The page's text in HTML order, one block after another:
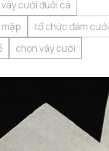
váy cưới đuôi cá
tổ chức đám cưới
chọn váy cưới